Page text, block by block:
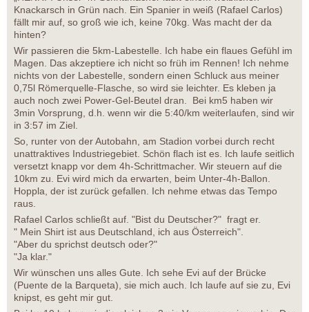
Knackarsch in Grün nach. Ein Spanier in weiß (Rafael Carlos)
fällt mir auf, so groß wie ich, keine 70kg. Was macht der da
hinten?
Wir passieren die 5km-Labestelle. Ich habe ein flaues Gefühl im
Magen. Das akzeptiere ich nicht so früh im Rennen! Ich nehme
nichts von der Labestelle, sondern einen Schluck aus meiner
0,75l Römerquelle-Flasche, so wird sie leichter. Es kleben ja
auch noch zwei Power-Gel-Beutel dran. Bei km5 haben wir
3min Vorsprung, d.h. wenn wir die 5:40/km weiterlaufen, sind wir
in 3:57 im Ziel.
So, runter von der Autobahn, am Stadion vorbei durch recht
unattraktives Industriegebiet. Schön flach ist es. Ich laufe seitlich
versetzt knapp vor dem 4h-Schrittmacher. Wir steuern auf die
10km zu. Evi wird mich da erwarten, beim Unter-4h-Ballon.
Hoppla, der ist zurück gefallen. Ich nehme etwas das Tempo
raus.
Rafael Carlos schließt auf. "Bist du Deutscher?" fragt er.
" Mein Shirt ist aus Deutschland, ich aus Österreich".
"Aber du sprichst deutsch oder?"
"Ja klar."
Wir wünschen uns alles Gute. Ich sehe Evi auf der Brücke
(Puente de la Barqueta), sie mich auch. Ich laufe auf sie zu, Evi
knipst, es geht mir gut.